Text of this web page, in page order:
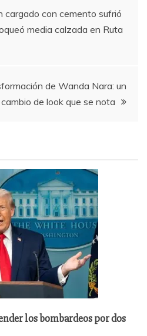
cargado con cemento sufrió
media calzada en Ruta
de Wanda Nara: un
cambio de look que se nota
los bombardeos por dos